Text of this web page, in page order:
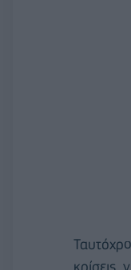
κρίσεις,